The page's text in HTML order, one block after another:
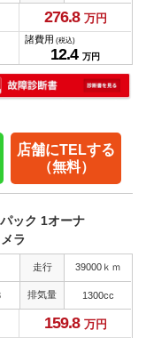
276.8 万円
諸費用 (税込)
12.4 万円
店舗にTELする
（無料）
ック 1オーナ
ラ
走行 39000ｋｍ
排気量 1300cc
159.8 万円